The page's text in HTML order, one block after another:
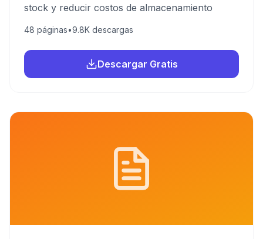
stock y reducir costos de almacenamiento
48 páginas•9.8K descargas
Descargar Gratis